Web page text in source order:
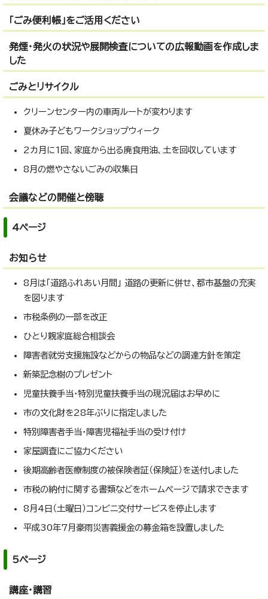
「ごみ便利帳」をご活用ください
発煙・発火の状況や展開検査についての広報動画を作成しま
した
ごみとリサイクル
クリーンセンター内の車両ルートが変わります
夏休み子どもワークショップウィーク
2カ月に1回、家庭から出る廃食用油、土を回収しています
8月の燃やさないごみの収集日
会議などの開催と傍聴
4ページ
お知らせ
8月は「道路ふれあい月間」 道路の更新に併せ、都市基盤の充実
を図ります
市税条例の一部を改正
ひとり親家庭総合相談会
障害者就労支援施設などからの物品などの調達方針を策定
新築記念樹のプレゼント
児童扶養手当・特別児童扶養手当の現況届はお早めに
市の文化財を28年ぶりに指定しました
特別障害者手当・障害児福祉手当の受け付け
家屋調査にご協力ください
後期高齢者医療制度の被保険者証（保険証）を送付しました
市税の納付に関する書類などをホームページで請求できます
8月4日（土曜日）コンビニ交付サービスを停止します
平成30年7月豪雨災害義援金の募金箱を設置しました
5ページ
講座・講習